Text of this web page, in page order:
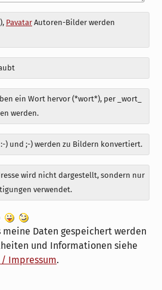
PavatarAutoren-Bilder werden
ein Wort hervor (*wort*), per _wort_
werden.
) und ;-) werden zu Bildern konvertiert.
wird nicht dargestellt, sondern nur
verwendet.
meine Daten gespeichert werden
und Informationen siehe
Impressum.